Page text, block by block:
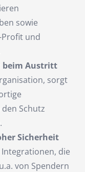
sowie
Profit und
beim Austritt
sorgt
Schutz
Sicherheit
die
von Spendern